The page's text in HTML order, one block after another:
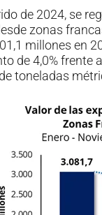
de 2024, se
zonas
millones en
de 4,0% frente
toneladas